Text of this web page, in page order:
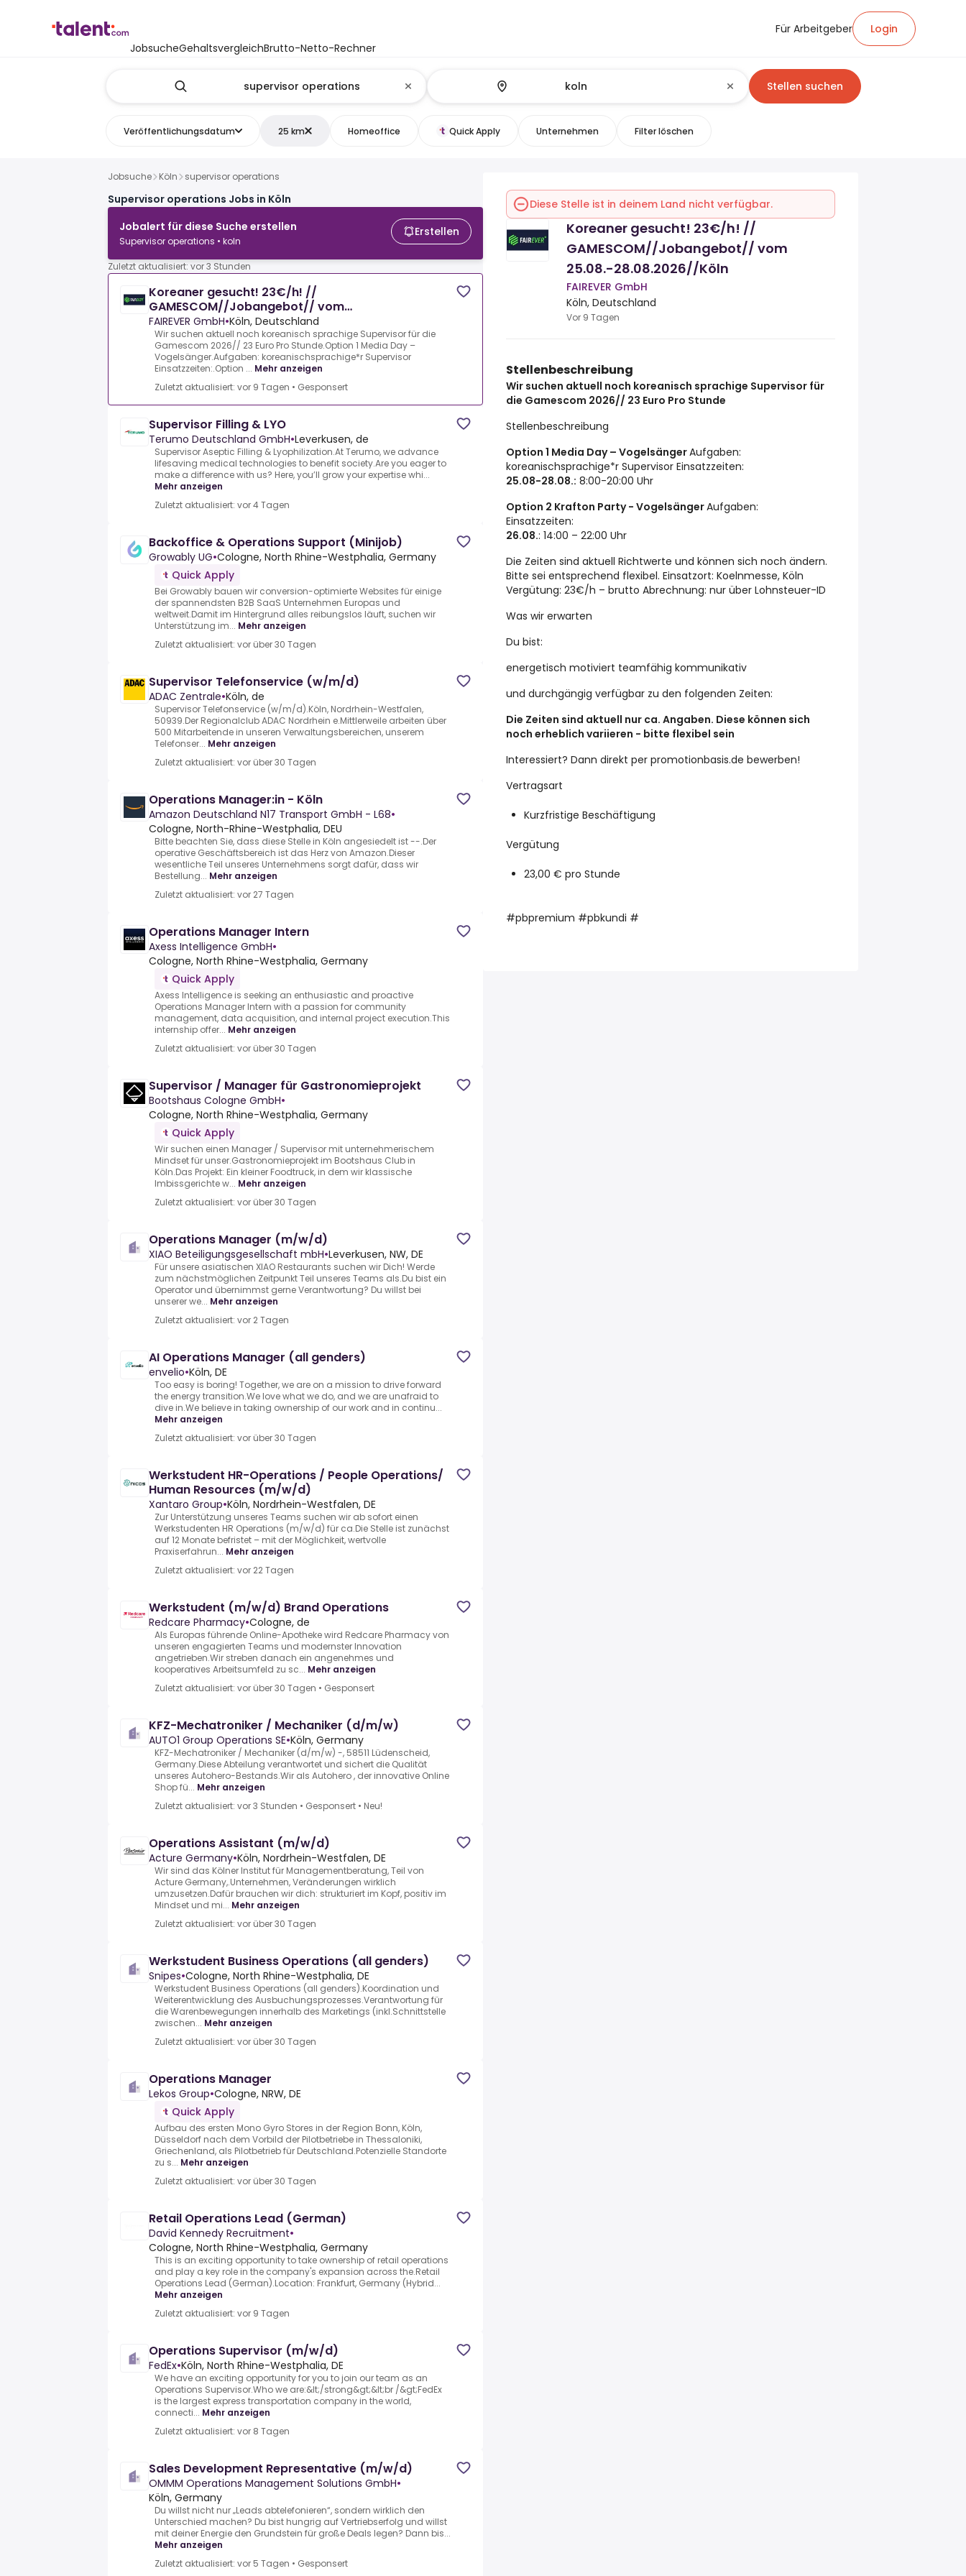
JobsucheGehaltsvergleichBrutto-Netto-Rechner
Für Arbeitgeber Login
Stellen suchen
Veröffentlichungsdatum 25 km Homeoffice Quick Apply Unternehmen Filter löschen
Jobsuche Köln supervisor operations
Supervisor operations Jobs in Köln
Jobalert für diese Suche erstellen
Supervisor operations • koln
Erstellen
Zuletzt aktualisiert: vor 3 Stunden
Koreaner gesucht! 23€/h! //
GAMESCOM//Jobangebot// vom
25.08.-28.08.2026//Köln
FAIREVER GmbH•Köln, Deutschland
Wir suchen aktuell noch koreanisch sprachige Supervisor für die
Gamescom 2026// 23 Euro Pro Stunde.Option 1 Media Day –
Vogelsänger.Aufgaben: koreanischsprachige*r Supervisor
Einsatzzeiten:.Option ... Mehr anzeigen
Zuletzt aktualisiert: vor 9 Tagen • Gesponsert
Supervisor Filling & LYO
Terumo Deutschland GmbH•Leverkusen, de
Supervisor Aseptic Filling & Lyophilization.At Terumo, we advance
lifesaving medical technologies to benefit society.Are you eager to
make a difference with us? Here, you’ll grow your expertise whi...
Mehr anzeigen
Zuletzt aktualisiert: vor 4 Tagen
Backoffice & Operations Support (Minijob)
Growably UG•Cologne, North Rhine-Westphalia, Germany
Quick Apply
Bei Growably bauen wir conversion-optimierte Websites für einige
der spannendsten B2B SaaS Unternehmen Europas und
weltweit.Damit im Hintergrund alles reibungslos läuft, suchen wir
Unterstützung im... Mehr anzeigen
Zuletzt aktualisiert: vor über 30 Tagen
Supervisor Telefonservice (w/m/d)
ADAC Zentrale•Köln, de
Supervisor Telefonservice (w/m/d).Köln, Nordrhein-Westfalen,
50939.Der Regionalclub ADAC Nordrhein e.Mittlerweile arbeiten über
500 Mitarbeitende in unseren Verwaltungsbereichen, unserem
Telefonser... Mehr anzeigen
Zuletzt aktualisiert: vor über 30 Tagen
Operations Manager:in - Köln
Amazon Deutschland N17 Transport GmbH - L68•
Cologne, North-Rhine-Westphalia, DEU
Bitte beachten Sie, dass diese Stelle in Köln angesiedelt ist --.Der
operative Geschäftsbereich ist das Herz von Amazon.Dieser
wesentliche Teil unseres Unternehmens sorgt dafür, dass wir
Bestellung... Mehr anzeigen
Zuletzt aktualisiert: vor 27 Tagen
Operations Manager Intern
Axess Intelligence GmbH•
Cologne, North Rhine-Westphalia, Germany
Quick Apply
Axess Intelligence is seeking an enthusiastic and proactive
Operations Manager Intern with a passion for community
management, data acquisition, and internal project execution.This
internship offer... Mehr anzeigen
Zuletzt aktualisiert: vor über 30 Tagen
Supervisor / Manager für Gastronomieprojekt
Bootshaus Cologne GmbH•
Cologne, North Rhine-Westphalia, Germany
Quick Apply
Wir suchen einen Manager / Supervisor mit unternehmerischem
Mindset für unser.Gastronomieprojekt im Bootshaus Club in
Köln.Das Projekt: Ein kleiner Foodtruck, in dem wir klassische
Imbissgerichte w... Mehr anzeigen
Zuletzt aktualisiert: vor über 30 Tagen
Operations Manager (m/w/d)
XIAO Beteiligungsgesellschaft mbH•Leverkusen, NW, DE
Für unsere asiatischen XIAO Restaurants suchen wir Dich! Werde
zum nächstmöglichen Zeitpunkt Teil unseres Teams als.Du bist ein
Operator und übernimmst gerne Verantwortung? Du willst bei
unserer we... Mehr anzeigen
Zuletzt aktualisiert: vor 2 Tagen
AI Operations Manager (all genders)
envelio•Köln, DE
Too easy is boring! Together, we are on a mission to drive forward
the energy transition.We love what we do, and we are unafraid to
dive in.We believe in taking ownership of our work and in continu...
Mehr anzeigen
Zuletzt aktualisiert: vor über 30 Tagen
Werkstudent HR-Operations / People Operations/
Human Resources (m/w/d)
Xantaro Group•Köln, Nordrhein-Westfalen, DE
Zur Unterstützung unseres Teams suchen wir ab sofort einen
Werkstudenten HR Operations (m/w/d) für ca.Die Stelle ist zunächst
auf 12 Monate befristet – mit der Möglichkeit, wertvolle
Praxiserfahrun... Mehr anzeigen
Zuletzt aktualisiert: vor 22 Tagen
Werkstudent (m/w/d) Brand Operations
Redcare Pharmacy•Cologne, de
Als Europas führende Online-Apotheke wird Redcare Pharmacy von
unseren engagierten Teams und modernster Innovation
angetrieben.Wir streben danach ein angenehmes und
kooperatives Arbeitsumfeld zu sc... Mehr anzeigen
Zuletzt aktualisiert: vor über 30 Tagen • Gesponsert
KFZ-Mechatroniker / Mechaniker (d/m/w)
AUTO1 Group Operations SE•Köln, Germany
KFZ-Mechatroniker / Mechaniker (d/m/w) -, 58511 Lüdenscheid,
Germany.Diese Abteilung verantwortet und sichert die Qualität
unseres Autohero-Bestands.Wir als Autohero , der innovative Online
Shop fü... Mehr anzeigen
Zuletzt aktualisiert: vor 3 Stunden • Gesponsert • Neu!
Operations Assistant (m/w/d)
Acture Germany•Köln, Nordrhein-Westfalen, DE
Wir sind das Kölner Institut für Managementberatung, Teil von
Acture Germany,.Unternehmen, Veränderungen wirklich
umzusetzen.Dafür brauchen wir dich: strukturiert im Kopf, positiv im
Mindset und mi... Mehr anzeigen
Zuletzt aktualisiert: vor über 30 Tagen
Werkstudent Business Operations (all genders)
Snipes•Cologne, North Rhine-Westphalia, DE
Werkstudent Business Operations (all genders).Koordination und
Weiterentwicklung des Ausbuchungsprozesses.Verantwortung für
die Warenbewegungen innerhalb des Marketings (inkl.Schnittstelle
zwischen... Mehr anzeigen
Zuletzt aktualisiert: vor über 30 Tagen
Operations Manager
Lekos Group•Cologne, NRW, DE
Quick Apply
Aufbau des ersten Mono Gyro Stores in der Region Bonn, Köln,
Düsseldorf nach dem Vorbild der Pilotbetriebe in Thessaloniki,
Griechenland, als Pilotbetrieb für Deutschland.Potenzielle Standorte
zu s... Mehr anzeigen
Zuletzt aktualisiert: vor über 30 Tagen
Retail Operations Lead (German)
David Kennedy Recruitment•
Cologne, North Rhine-Westphalia, Germany
This is an exciting opportunity to take ownership of retail operations
and play a key role in the company's expansion across the.Retail
Operations Lead (German).Location: Frankfurt, Germany (Hybrid...
Mehr anzeigen
Zuletzt aktualisiert: vor 9 Tagen
Operations Supervisor (m/w/d)
FedEx•Köln, North Rhine-Westphalia, DE
We have an exciting opportunity for you to join our team as an
Operations Supervisor.Who we are:&lt;/strong&gt;&lt;br /&gt;FedEx
is the largest express transportation company in the world,
connecti... Mehr anzeigen
Zuletzt aktualisiert: vor 8 Tagen
Sales Development Representative (m/w/d)
OMMM Operations Management Solutions GmbH•
Köln, Germany
Du willst nicht nur „Leads abtelefonieren“, sondern wirklich den
Unterschied machen? Du bist hungrig auf Vertriebserfolg und willst
mit deiner Energie den Grundstein für große Deals legen? Dann bis...
Mehr anzeigen
Zuletzt aktualisiert: vor 5 Tagen • Gesponsert
Diese Stelle ist in deinem Land nicht verfügbar.
Koreaner gesucht! 23€/h! //
GAMESCOM//Jobangebot// vom
25.08.-28.08.2026//Köln
FAIREVER GmbH
Köln, Deutschland
Vor 9 Tagen
Stellenbeschreibung
Wir suchen aktuell noch koreanisch sprachige Supervisor für
die Gamescom 2026// 23 Euro Pro Stunde
Stellenbeschreibung
Option 1 Media Day – VogelsängerAufgaben:
koreanischsprachige*r Supervisor Einsatzzeiten:
25.08-28.08.: 8:00-20:00 Uhr
Option 2 Krafton Party - VogelsängerAufgaben:
Einsatzzeiten:
26.08.: 14:00 – 22:00 Uhr
Die Zeiten sind aktuell Richtwerte und können sich noch ändern.
Bitte sei entsprechend flexibel. Einsatzort: Koelnmesse, Köln
Vergütung: 23€/h – brutto Abrechnung: nur über Lohnsteuer-ID
Was wir erwarten
Du bist:
energetisch motiviert teamfähig kommunikativ
und durchgängig verfügbar zu den folgenden Zeiten:
Die Zeiten sind aktuell nur ca. Angaben. Diese können sich
noch erheblich variieren - bitte flexibel sein
Interessiert? Dann direkt per promotionbasis.de bewerben!
Vertragsart
Kurzfristige Beschäftigung
Vergütung
23,00 € pro Stunde
#pbpremium #pbkundi #